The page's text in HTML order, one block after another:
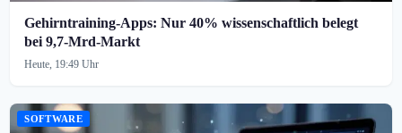
Gehirntraining-Apps: Nur 40% wissenschaftlich belegt
bei 9,7-Mrd-Markt
Heute, 19:49 Uhr
SOFTWARE